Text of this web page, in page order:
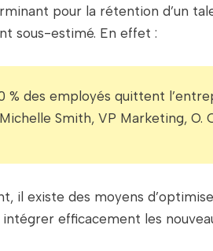
pour la rétention d’un
sous-estimé. En effet :
% des employés quittent
Smith, VP Marketing, O.
il existe des moyens
efficacement les